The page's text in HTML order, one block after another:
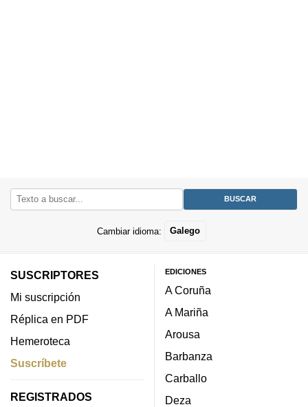
Cambiar idioma: Galego
SUSCRIPTORES
Mi suscripción
Réplica en PDF
Hemeroteca
Suscríbete
REGISTRADOS
EDICIONES
A Coruña
A Mariña
Arousa
Barbanza
Carballo
Deza